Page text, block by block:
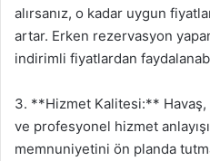
alırsanız, o kadar uygun
artar. Erken rezervasyon
indirimli fiyatlardan
3. **Hizmet Kalitesi:**
ve profesyonel hizmet
memnuniyetini ön planda